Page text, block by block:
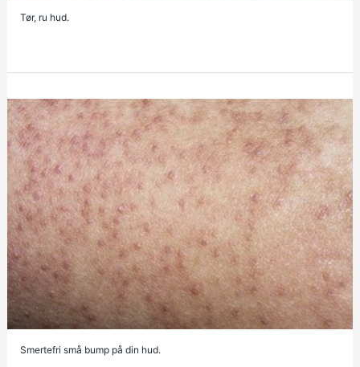
Tør, ru hud.
Smertefri små bump på din hud.